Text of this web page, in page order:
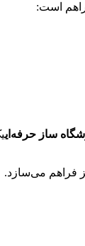
است:
ساز حرفه‌ای
فراهم می‌سازد.